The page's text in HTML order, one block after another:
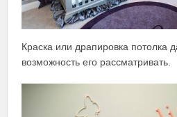
Краска или драпировка потолка
возможность его рассматривать.